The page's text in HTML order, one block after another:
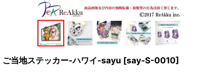
ご当地ステッカー-ハワイ-sayu [say-S-0010]